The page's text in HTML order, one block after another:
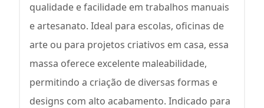
qualidade e facilidade em trabalhos manuais
e artesanato. Ideal para escolas, oficinas de
arte ou para projetos criativos em casa, essa
massa oferece excelente maleabilidade,
permitindo a criação de diversas formas e
designs com alto acabamento. Indicado para